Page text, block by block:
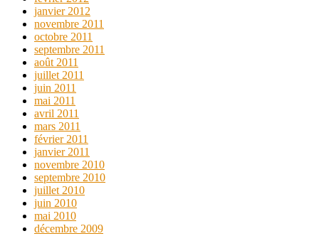
janvier 2012
novembre 2011
octobre 2011
septembre 2011
août 2011
juillet 2011
juin 2011
mai 2011
avril 2011
mars 2011
février 2011
janvier 2011
novembre 2010
septembre 2010
juillet 2010
juin 2010
mai 2010
décembre 2009